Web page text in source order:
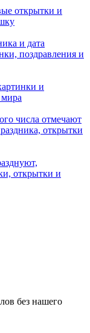
открытки и
и дата
поздравления и
и
числа отмечают
открытки
открытки и
без нашего